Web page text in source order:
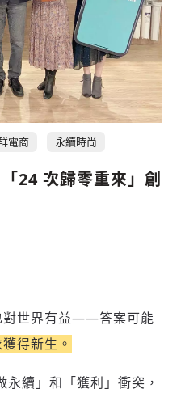
會
電商 永續時尚
24 次歸零重來」創
對世界有益——答案可能
得新生。
續」和「獲利」衝突，